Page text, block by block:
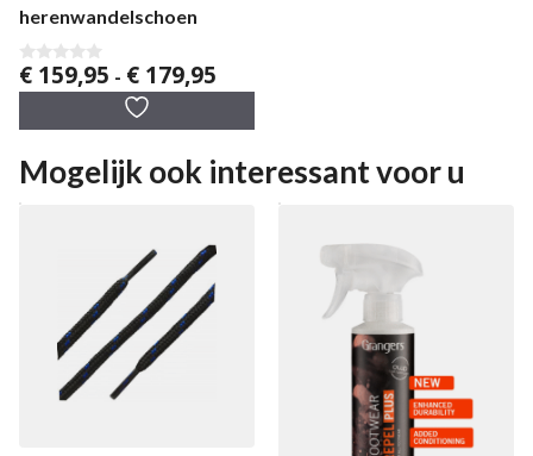
herenwandelschoen
0
v
€ 159,95 - € 179,95
€ 159,95
Mogelijk ook interessant voor u